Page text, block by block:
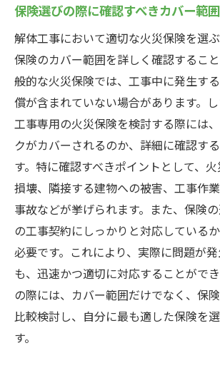
保険選びの際に確認すべきカバー範囲
解体工事において適切な火災保険を選
保険のカバー範囲を詳しく確認するこ
般的な火災保険では、工事中に発生す
償が含まれていない場合があります。
工事専用の火災保険を検討する際には
クがカバーされるのか、詳細に確認す
す。特に確認すべきポイントとして、
損壊、隣接する建物への被害、工事作
事故などが挙げられます。また、保険
の工事契約にしっかりと対応している
必要です。これにより、実際に問題が
も、迅速かつ適切に対応することがで
の際には、カバー範囲だけでなく、保
比較検討し、自分に最も適した保険を
す。